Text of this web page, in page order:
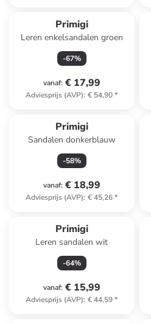
Primigi
Leren enkelsandalen groen
-67%
vanaf: € 17,99
Adviesprijs (AVP): € 54,90*
Primigi
Sandalen donkerblauw
-58%
vanaf: € 18,99
Adviesprijs (AVP): € 45,26*
Primigi
Leren sandalen wit
-64%
vanaf: € 15,99
Adviesprijs (AVP): € 44,59*